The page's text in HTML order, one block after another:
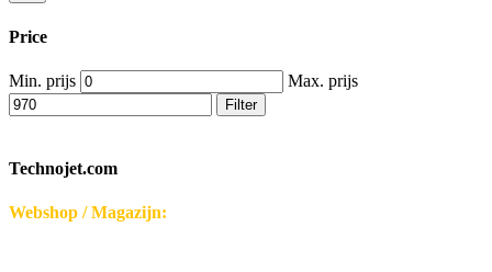
Price
Min. prijs Max. prijs
Filter
Technojet.com
Webshop / Magazijn: